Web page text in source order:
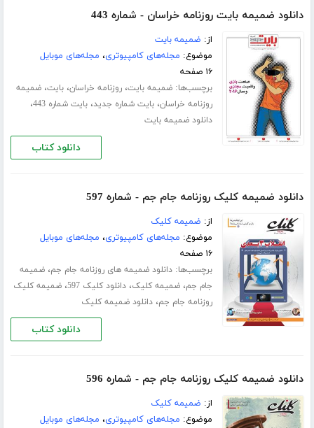
دانلود ضمیمه بایت روزنامه خراسان - شماره 443
از: ضمیمه بایت
موضوع: مجله‌های کامپیوتری، مجله‌های موبایل
۱۶ صفحه
برچسب‌ها:ضمیمه بایت،روزنامه خراسان،بایت،ضمیمه
روزنامه خراسان،بایت شماره جدید،بایت شماره 443 ،
دانلود ضمیمه بایت
دانلود کتاب
دانلود ضمیمه کلیک روزنامه جام جم - شماره 597
از: ضمیمه کلیک
موضوع: مجله‌های کامپیوتری، مجله‌های موبایل
۱۶ صفحه
برچسب‌ها:دانلود ضمیمه های روزنامه جام جم،ضمیمه
جام جم،ضمیمه کلیک،دانلود کلیک 597 ،ضمیمه کلیک
روزنامه جام جم،دانلود ضمیمه کلیک
دانلود کتاب
دانلود ضمیمه کلیک روزنامه جام جم - شماره 596
از: ضمیمه کلیک
موضوع: مجله‌های کامپیوتری، مجله‌های موبایل